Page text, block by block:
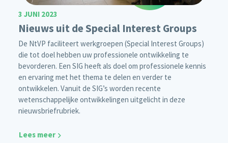
3 JUNI 2023
Nieuws uit de Special Interest Groups
De NtVP faciliteert werkgroepen (Special Interest Groups)
die tot doel hebben uw professionele ontwikkeling te
bevorderen. Een SIG heeft als doel om professionele kennis
en ervaring met het thema te delen en verder te
ontwikkelen. Vanuit de SIG’s worden recente
wetenschappelijke ontwikkelingen uitgelicht in deze
nieuwsbriefrubriek.
Lees meer